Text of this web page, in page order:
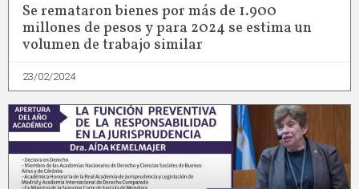
Se remataron bienes por más de 1.900
millones de pesos y para 2024 se estima un
volumen de trabajo similar
23/02/2024